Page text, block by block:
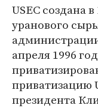
USEC создана
уранового
апреля 1996
приватизацию
президента